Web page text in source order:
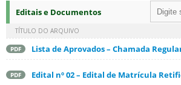
Editais e Documentos
TÍTULO DO ARQUIVO
PDF Lista de Aprovados – Chamada
PDF Edital nº 02 – Edital de Matrícula